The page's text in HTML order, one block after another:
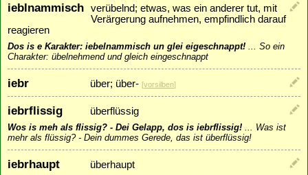
ieblnammisch
verübelnd; etwas, was ein anderer tut, mit
Verärgerung aufnehmen, empfindlich darauf
reagieren
Dos is e Karakter: iebelnammisch un glei eigeschnappt! ... So ein
Charakter: übelnehmend und gleich eingeschnappt
iebr über; über- [vorsilben]
iebrflissig überflüssig
Wos is meh als flissig? - Dei Gelapp, dos is iebrflissig! ... Was ist
mehr als flüssig? - Dein dummes Gerede, das ist überflüssig!
iebrhaupt überhaupt